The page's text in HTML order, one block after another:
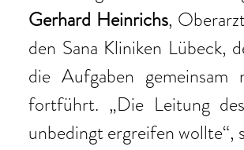
Gerhard Heinrichs,
den Sana Kliniken Lübeck,
die Aufgaben
fortführt. „Die Leitung
unbedingt ergreifen wollte“,